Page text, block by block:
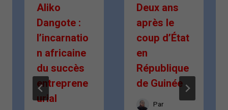
Aliko
Dangote :
l’incarnatio
n africaine
du succès
entreprene
urial
Deux ans
après le
coup d’État
en
République
de Guinée
Par